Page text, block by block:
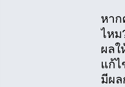
หา
ไหม
ผลใ
แก้ไ
มีผล